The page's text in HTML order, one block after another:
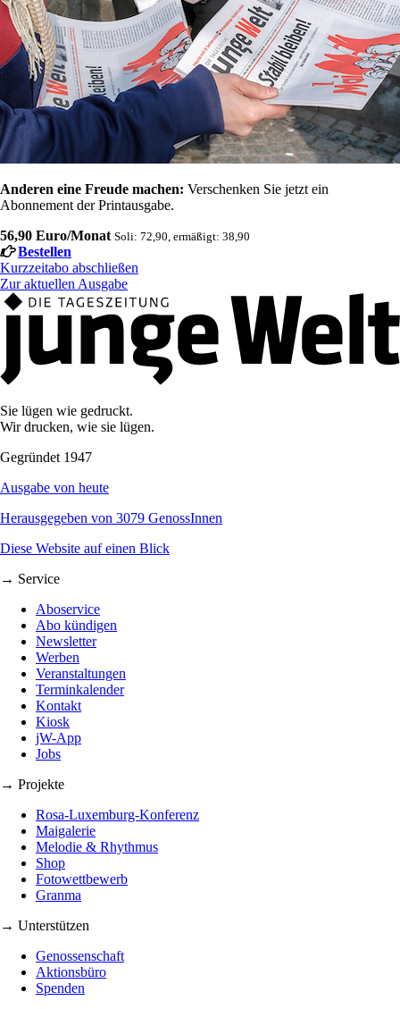
Anderen eine Freude machen: Verschenken Sie jetzt ein
Abonnement der Printausgabe.
56,90 Euro/Monat Soli: 72,90, ermäßigt: 38,90
Bestellen
Kurzzeitabo abschließen
Zur aktuellen Ausgabe
Sie lügen wie gedruckt.
Wir drucken, wie sie lügen.
Gegründet 1947
Ausgabe von heute
Herausgegeben von 3079 GenossInnen
Diese Website auf einen Blick
→ Service
Aboservice
Abo kündigen
Newsletter
Werben
Veranstaltungen
Terminkalender
Kontakt
Kiosk
jW-App
Jobs
→ Projekte
Rosa-Luxemburg-Konferenz
Maigalerie
Melodie & Rhythmus
Shop
Fotowettbewerb
Granma
→ Unterstützen
Genossenschaft
Aktionsbüro
Spenden